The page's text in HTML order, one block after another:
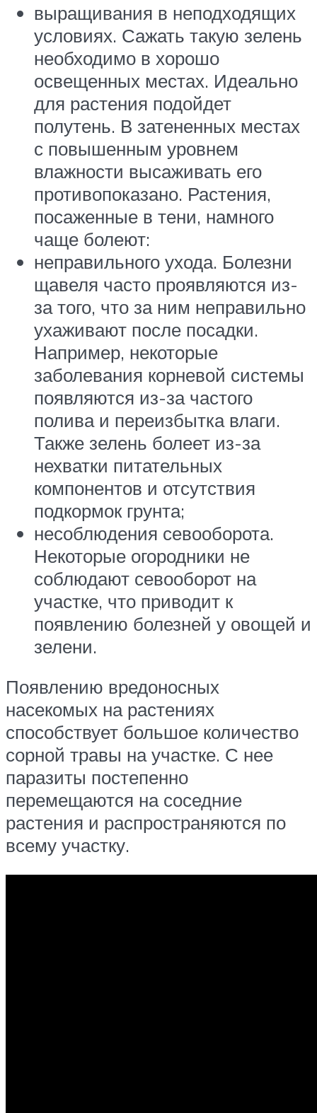
выращивания в неподходящих
условиях. Сажать такую зелень
необходимо в хорошо
освещенных местах. Идеально
для растения подойдет
полутень. В затененных местах
с повышенным уровнем
влажности высаживать его
противопоказано. Растения,
посаженные в тени, намного
чаще болеют:
неправильного ухода. Болезни
щавеля часто проявляются из-
за того, что за ним неправильно
ухаживают после посадки.
Например, некоторые
заболевания корневой системы
появляются из-за частого
полива и переизбытка влаги.
Также зелень болеет из-за
нехватки питательных
компонентов и отсутствия
подкормок грунта;
несоблюдения севооборота.
Некоторые огородники не
соблюдают севооборот на
участке, что приводит к
появлению болезней у овощей и
зелени.
Появлению вредоносных
насекомых на растениях
способствует большое количество
сорной травы на участке. С нее
паразиты постепенно
перемещаются на соседние
растения и распространяются по
всему участку.